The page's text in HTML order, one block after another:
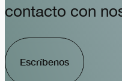
contacto con
Escríbenos